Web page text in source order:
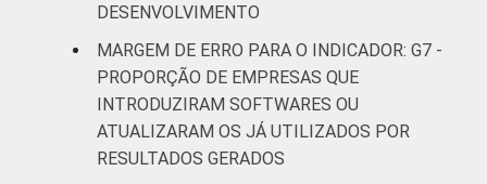
DESENVOLVIMENTO
MARGEM DE ERRO PARA O INDICADOR: G7 -
PROPORÇÃO DE EMPRESAS QUE
INTRODUZIRAM SOFTWARES OU
ATUALIZARAM OS JÁ UTILIZADOS POR
RESULTADOS GERADOS